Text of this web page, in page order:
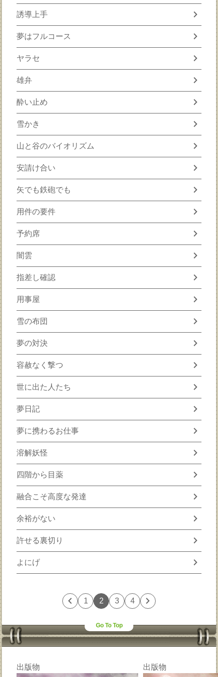
誘導上手 chevron_right
夢はフルコース chevron_right
ヤラセ chevron_right
雄弁 chevron_right
酔い止め chevron_right
雪かき chevron_right
山と谷のバイオリズム chevron_right
安請け合い chevron_right
矢でも鉄砲でも chevron_right
用件の要件 chevron_right
予約席 chevron_right
闇雲 chevron_right
指差し確認 chevron_right
用事屋 chevron_right
雪の布団 chevron_right
夢の対決 chevron_right
容赦なく撃つ chevron_right
世に出た人たち chevron_right
夢日記 chevron_right
夢に携わるお仕事 chevron_right
溶解妖怪 chevron_right
四階から目薬 chevron_right
融合こそ高度な発達 chevron_right
余裕がない chevron_right
許せる裏切り chevron_right
よにげ chevron_right
chevron_left 1 2 3 4 chevron_right
Go To Top
出版物 出版物